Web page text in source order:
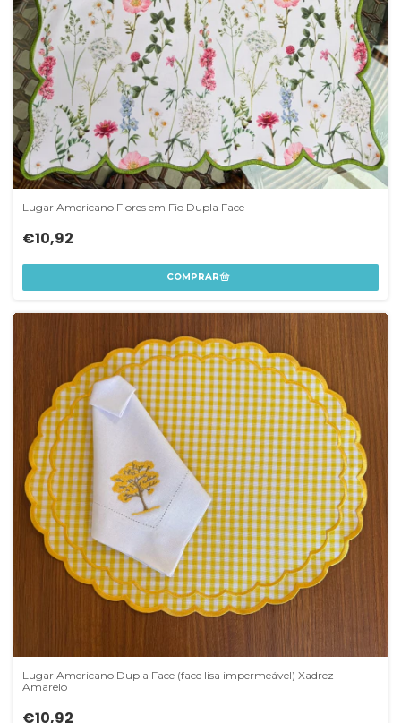
Lugar Americano Flores em Fio Dupla Face
€10,92
Lugar Americano Dupla Face (face lisa impermeável) Xadrez
Amarelo
€10,92